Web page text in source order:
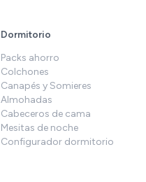
Dormitorio
Packs ahorro
Colchones
Canapés y Somieres
Almohadas
Cabeceros de cama
Mesitas de noche
Configurador dormitorio